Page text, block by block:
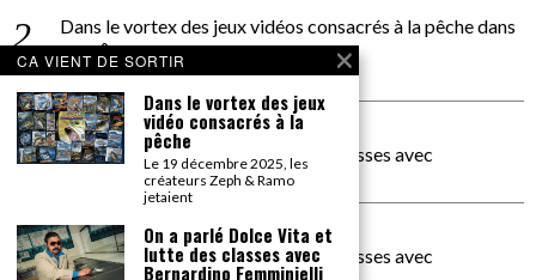
Dans le vortex des jeux vidéos consacrés à la pêchedans
PACÔME THIELLEMENT
La séance d’Hip Gnose
La Patrie
dans
On a parlé Dolce Vita et lutte des classes avec
Bernardino Femminielli
carte noire negra à l'o tiededans
On a parlé Dolce Vita et lutte des classes avec
CA VIENT DE SORTIR
Dans le vortex des jeux
vidéo consacrés à la
pêche
Le 19 décembre 2025, les
créateurs Zeph & Ramo
jetaient
On a parlé Dolce Vita et
lutte des classes avec
Bernardino Femminielli